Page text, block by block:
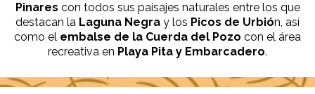
Pinares con todos sus paisajes naturales entre los que
destacan la Laguna Negra y los Picos de Urbión, así
como el embalse de la Cuerda del Pozo con el área
recreativa en Playa Pita y Embarcadero.